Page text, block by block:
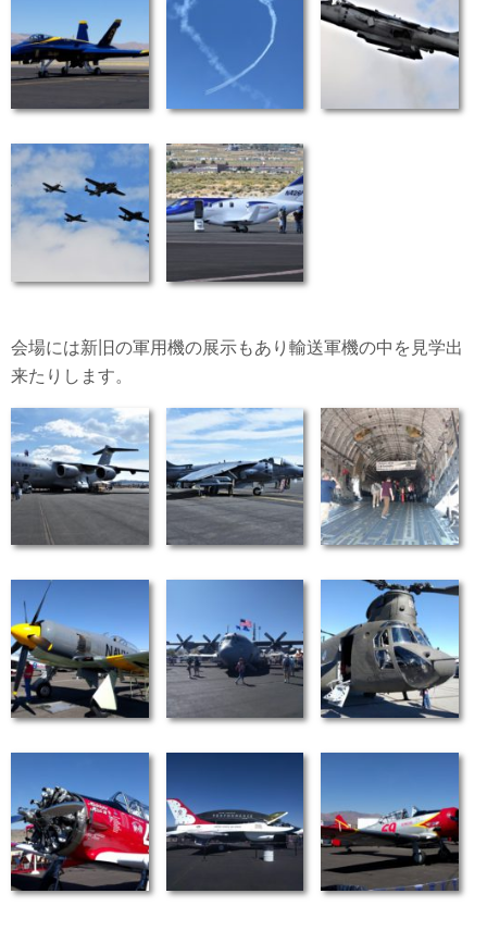
会場には新旧の軍用機の展示もあり輸送軍機の中を見学出
来たりします。